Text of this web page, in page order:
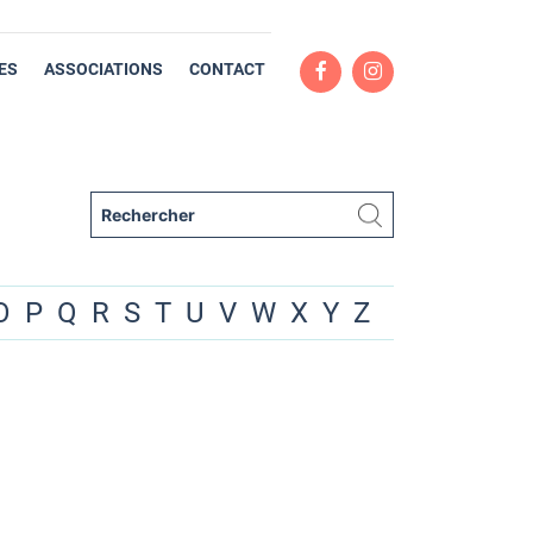
ASSOCIATIONS CONTACT
P Q R S T U V W X Y Z